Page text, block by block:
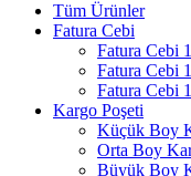
Tüm Ürünler
Fatura Cebi
Fatura Cebi
Fatura Cebi
Fatura Cebi
Kargo Poşeti
Küçük Boy
Orta Boy
Büyük Boy